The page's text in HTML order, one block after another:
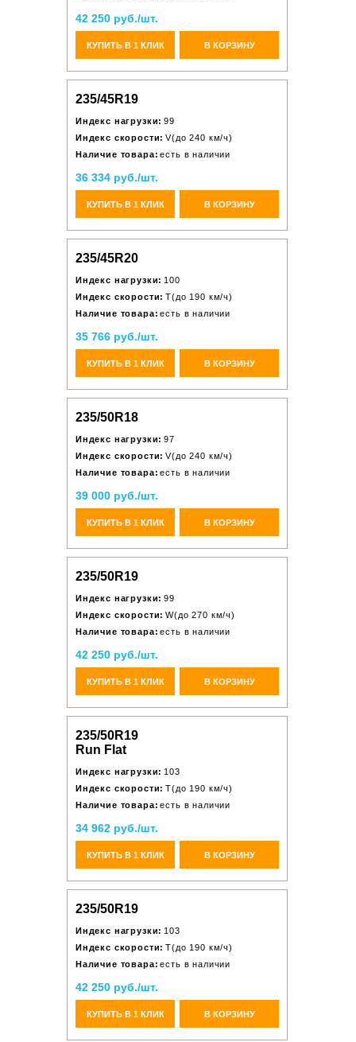
42 250 руб./шт.
КУПИТЬ В 1 КЛИК В КОРЗИНУ
235/45R19
Индекс нагрузки: 99
Индекс скорости: V(до 240 км/ч)
Наличие товара: есть в наличии
36 334 руб./шт.
КУПИТЬ В 1 КЛИК В КОРЗИНУ
235/45R20
Индекс нагрузки: 100
Индекс скорости: T(до 190 км/ч)
Наличие товара: есть в наличии
35 766 руб./шт.
КУПИТЬ В 1 КЛИК В КОРЗИНУ
235/50R18
Индекс нагрузки: 97
Индекс скорости: V(до 240 км/ч)
Наличие товара: есть в наличии
39 000 руб./шт.
КУПИТЬ В 1 КЛИК В КОРЗИНУ
235/50R19
Индекс нагрузки: 99
Индекс скорости: W(до 270 км/ч)
Наличие товара: есть в наличии
42 250 руб./шт.
КУПИТЬ В 1 КЛИК В КОРЗИНУ
235/50R19
Run Flat
Индекс нагрузки: 103
Индекс скорости: T(до 190 км/ч)
Наличие товара: есть в наличии
34 962 руб./шт.
КУПИТЬ В 1 КЛИК В КОРЗИНУ
235/50R19
Индекс нагрузки: 103
Индекс скорости: T(до 190 км/ч)
Наличие товара: есть в наличии
42 250 руб./шт.
КУПИТЬ В 1 КЛИК В КОРЗИНУ